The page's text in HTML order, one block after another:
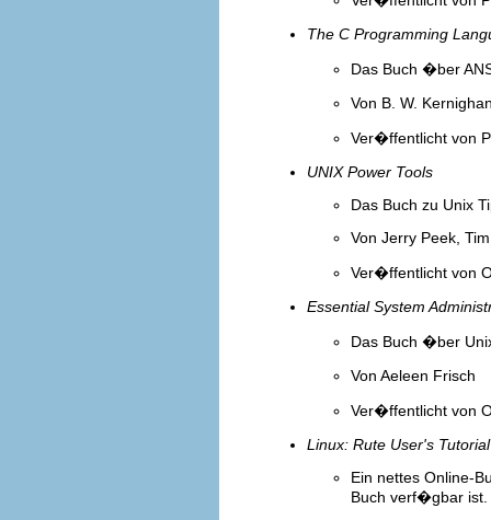
The C Programming
Das Buch �ber
Von B. W.
Ver�ffentlicht von
UNIX Power Tools
Das Buch zu Unix
Von Jerry Peek,
Ver�ffentlicht von
Essential System
Das Buch �ber
Von Aeleen Frisch
Ver�ffentlicht von
Linux: Rute User's
Ein nettes Online-
Buch verf�gbar ist.